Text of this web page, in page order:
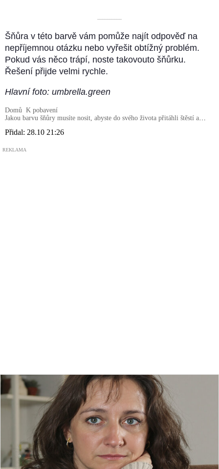
––––––––––
Šňůra v této barvě vám pomůže najít odpověď na
nepříjemnou otázku nebo vyřešit obtížný problém.
Pokud vás něco trápí, noste takovouto šňůrku.
Řešení přijde velmi rychle.
Hlavní foto: umbrella.green
Domů K pobavení
Jakou barvu šňůry musíte nosit, abyste do svého života přitáhli štěstí a
Přidal: 28.10 21:26
REKLAMA